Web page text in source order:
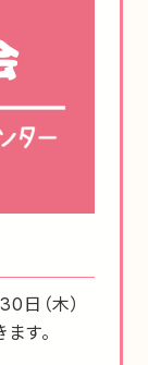
（木）
す。